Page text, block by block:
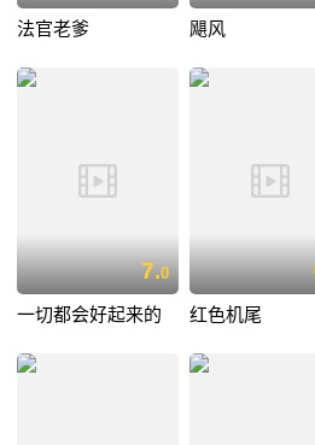
法官老爹 飓风
7.0
一切都会好起来的 红色机尾